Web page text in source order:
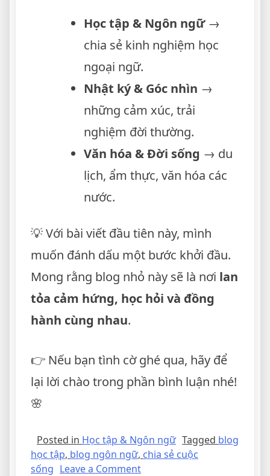
Học tập & Ngôn ngữ→
chia sẻ kinh nghiệm học
ngoại ngữ.
Nhật ký & Góc nhìn →
những cảm xúc, trải
nghiệm đời thường.
Văn hóa & Đời sống → du
lịch, ẩm thực, văn hóa các
nước.
💡 Với bài viết đầu tiên này, mình
muốn đánh dấu một bước khởi đầu.
Mong rằng blog nhỏ này sẽ là nơi lan
tỏa cảm hứng, học hỏi và đồng
hành cùng nhau.
👉 Nếu bạn tình cờ ghé qua, hãy để
lại lời chào trong phần bình luận nhé!
🌸
Posted in Học tập & Ngôn ngữ Tagged blog
học tập, blog ngôn ngữ, chia sẻ cuộc
sống Leave a Comment